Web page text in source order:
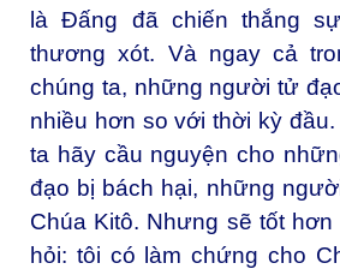
là Đấng đã chiến thắng
thương xót. Và ngay cả
chúng ta, những người tử
nhiều hơn so với thời kỳ
ta hãy cầu nguyện cho
đạo bị bách hại, những
Chúa Kitô. Nhưng sẽ tốt
hỏi: tôi có làm chứng cho